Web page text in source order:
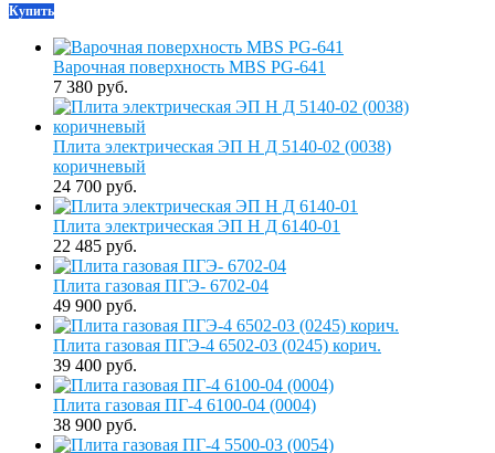
Купить
Варочная поверхность MBS PG-641
7 380 руб.
Плита электрическая ЭП Н Д 5140-02 (0038)
коричневый
24 700 руб.
Плита электрическая ЭП Н Д 6140-01
22 485 руб.
Плита газовая ПГЭ- 6702-04
49 900 руб.
Плита газовая ПГЭ-4 6502-03 (0245) корич.
39 400 руб.
Плита газовая ПГ-4 6100-04 (0004)
38 900 руб.